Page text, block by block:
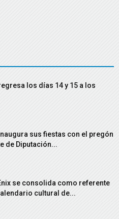
los días 14 y 15 a los
sus fiestas con el pregón
de Diputación...
se consolida como referente
cultural de...